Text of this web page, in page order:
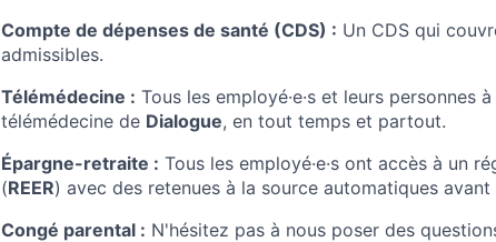
Compte de dépenses de santé (CDS) : Un CDS qui
admissibles.
Télémédecine : Tous les employé·e·s et leurs personnes
télémédecine de Dialogue, en tout temps et partout.
Épargne-retraite : Tous les employé·e·s ont accès à un
(REER) avec des retenues à la source automatiques
Congé parental : N'hésitez pas à nous poser des